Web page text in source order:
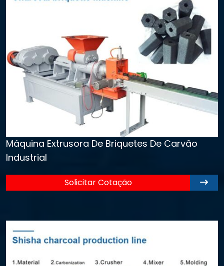
Máquina Extrusora De Briquetes De Carvão
Industrial
Solicitar Cotação